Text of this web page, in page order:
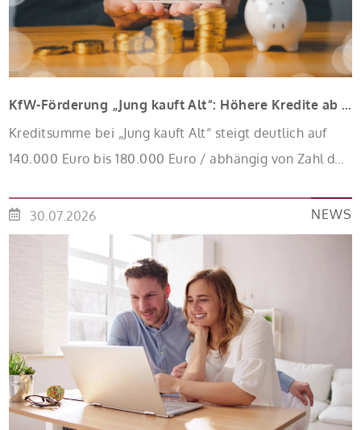
KfW-Förderung „Jung kauft Alt“: Höhere Kredite ab August 2026
Kreditsumme bei „Jung kauft Alt“ steigt deutlich auf
140.000 Euro bis 180.000 Euro / abhängig von Zahl der
verbilligt: Heutiger Zins bei 0,53 Prozent effektiv bei 35
Jahren Laufzeit und 10 Jahren Zinsbindung
Antragstellende verpflichten sich zu energetischer
Sanierung binnen 54 Monaten nach Förderzusage /
Sanierung in Einzelmaßnahmen […]
30.07.2026 NEWS